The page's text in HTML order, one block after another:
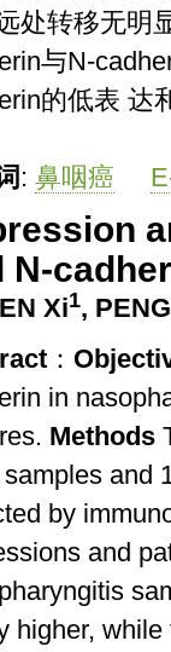
处转移无明
与N-
的低表 达
: 鼻咽癌
N-
Xi1,
：
in
Methods
and
by
and
higher,